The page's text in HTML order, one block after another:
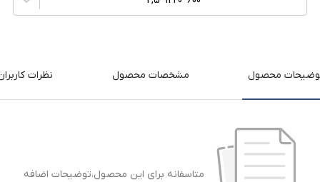
محصول مشخصات محصول نظرات
متاسفانه برای این محصول،توضیحات اضافه